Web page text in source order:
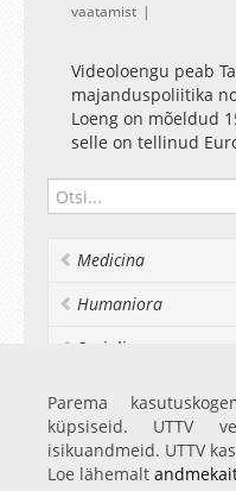
vaatamist
Videoloengu peab
majanduspoliitika
Loeng on mõeldud
selle on tellinud
Euroopa Liit seisab
konkurentsivõime,
tehnoloogiline
Komisjon teinud
paindlikum, et liit
arenguvajadusi.
Loengul räägitakse,
Euroopa Liidu
seni rahastatud ja
Medicina
Humaniora
Socialia
Realia et naturalia
Ülikoolist veel
Parema
küpsiseid. UTTV
isikuandmeid. UTTV
Loe lähemalt